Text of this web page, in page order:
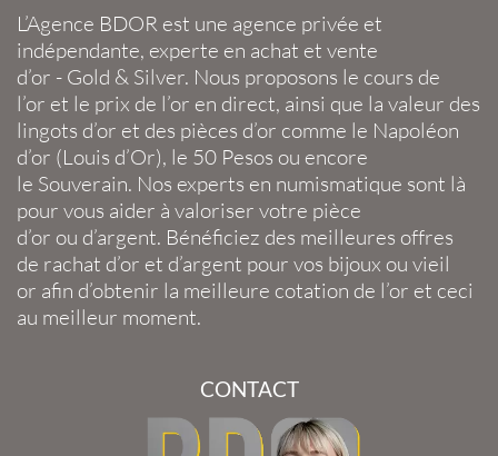
L’Agence BDOR est une agence privée et
indépendante, experte en achat et vente
d’or - Gold & Silver. Nous proposons le cours de
l’or et le prix de l’or en direct, ainsi que la valeur des
lingots d’or et des pièces d’or comme le Napoléon
d’or (Louis d’Or), le 50 Pesos ou encore
le Souverain. Nos experts en numismatique sont là
pour vous aider à valoriser votre pièce
d’or ou d’argent. Bénéficiez des meilleures offres
de rachat d’or et d’argent pour vos bijoux ou vieil
or afin d’obtenir la meilleure cotation de l’or et ceci
au meilleur moment.
CONTACT